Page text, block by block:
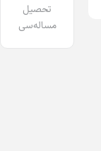
تحصیل
مساله‌سی